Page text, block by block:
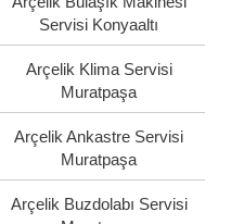
Servisi Konyaaltı
Arçelik Klima Servisi
Muratpaşa
Arçelik Ankastre Servisi
Muratpaşa
Arçelik Buzdolabı Servisi